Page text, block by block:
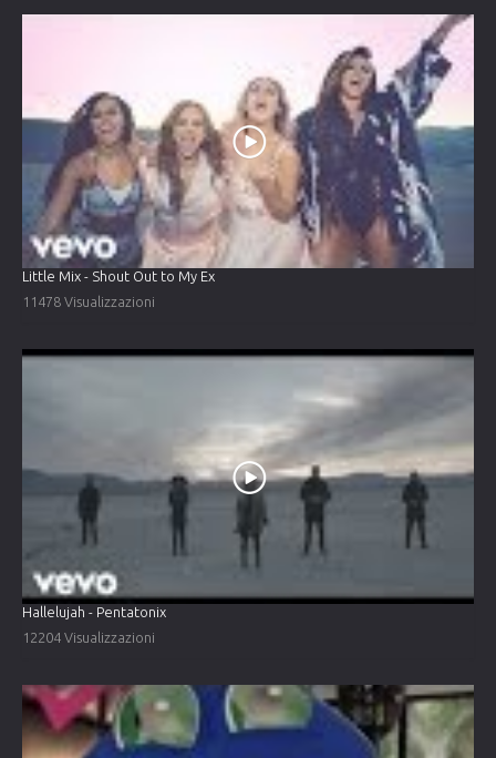
Little Mix - Shout Out to My Ex
11478 Visualizzazioni
Hallelujah - Pentatonix
12204 Visualizzazioni